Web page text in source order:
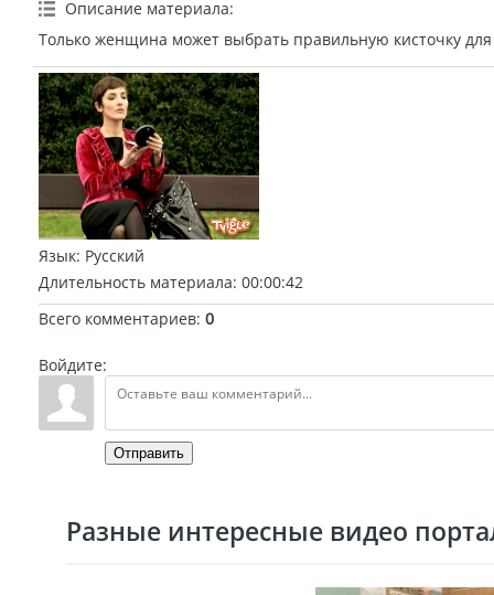
Описание материала:
Только женщина может выбрать правильную кисточку
Язык: Русский
Длительность материала: 00:00:42
Всего комментариев: 0
Войдите:
Отправить
Разные интересные видео